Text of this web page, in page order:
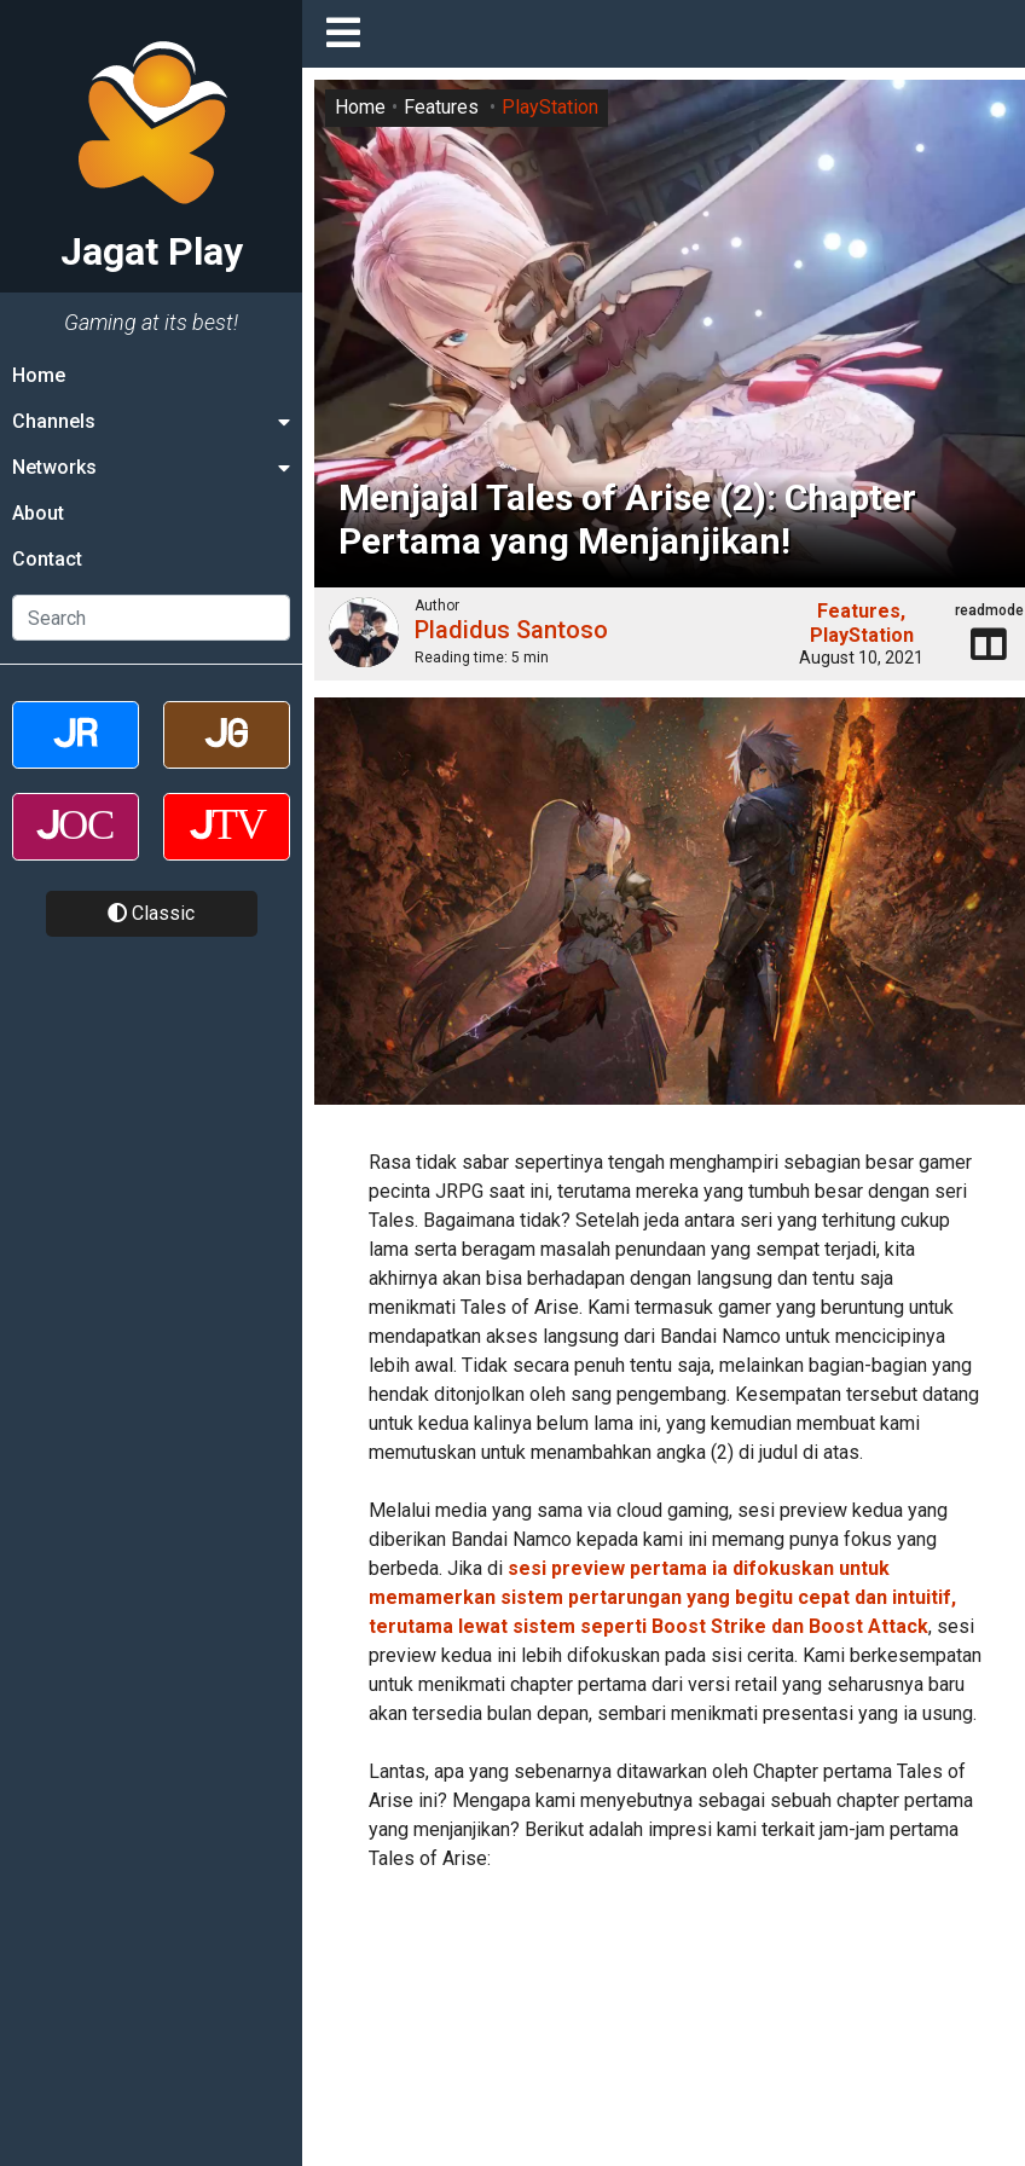
Jagat Play
Gaming at its best!
Home
Channels
Networks
About
Contact
Classic
Menjajal Tales of Arise (2): Chapter
Pertama yang Menjanjikan!
Home Features PlayStation
Author
Pladidus Santoso
Reading time: 5 min
Features
PlayStation
August 10, 2021
readmode
Rasa tidak sabar sepertinya tengah menghampiri sebagian besar gamer
pecinta JRPG saat ini, terutama mereka yang tumbuh besar dengan seri
Tales. Bagaimana tidak? Setelah jeda antara seri yang terhitung cukup
lama serta beragam masalah penundaan yang sempat terjadi, kita
akhirnya akan bisa berhadapan dengan langsung dan tentu saja
menikmati Tales of Arise. Kami termasuk gamer yang beruntung untuk
mendapatkan akses langsung dari Bandai Namco untuk mencicipinya
lebih awal. Tidak secara penuh tentu saja, melainkan bagian-bagian yang
hendak ditonjolkan oleh sang pengembang. Kesempatan tersebut datang
untuk kedua kalinya belum lama ini, yang kemudian membuat kami
memutuskan untuk menambahkan angka (2) di judul di atas.
Melalui media yang sama via cloud gaming, sesi preview kedua yang
diberikan Bandai Namco kepada kami ini memang punya fokus yang
berbeda. Jika di sesi preview pertama ia difokuskan untuk
memamerkan sistem pertarungan yang begitu cepat dan intuitif,
terutama lewat sistem seperti Boost Strike dan Boost Attack, sesi
preview kedua ini lebih difokuskan pada sisi cerita. Kami berkesempatan
untuk menikmati chapter pertama dari versi retail yang seharusnya baru
akan tersedia bulan depan, sembari menikmati presentasi yang ia usung.
Lantas, apa yang sebenarnya ditawarkan oleh Chapter pertama Tales of
Arise ini? Mengapa kami menyebutnya sebagai sebuah chapter pertama
yang menjanjikan? Berikut adalah impresi kami terkait jam-jam pertama
Tales of Arise: